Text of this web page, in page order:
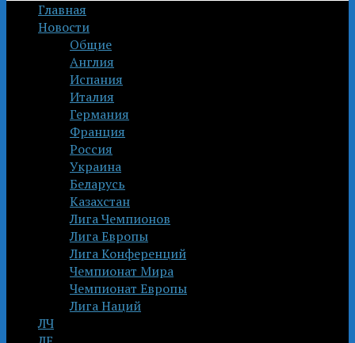
Главная
Новости
Общие
Англия
Испания
Италия
Германия
Франция
Россия
Украина
Беларусь
Казахстан
Лига Чемпионов
Лига Европы
Лига Конференций
Чемпионат Мира
Чемпионат Европы
Лига Наций
ЛЧ